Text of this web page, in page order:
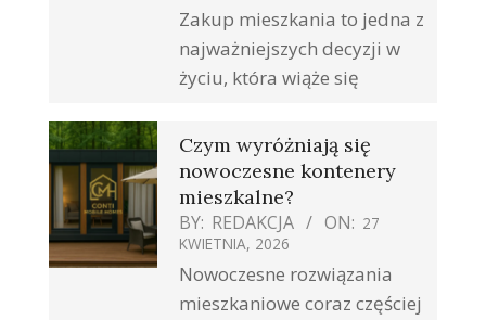
Zakup mieszkania to jedna z
najważniejszych decyzji w
życiu, która wiąże się
Czym wyróżniają się
nowoczesne kontenery
mieszkalne?
BY: REDAKCJA ON: 27
KWIETNIA, 2026
Nowoczesne rozwiązania
mieszkaniowe coraz częściej